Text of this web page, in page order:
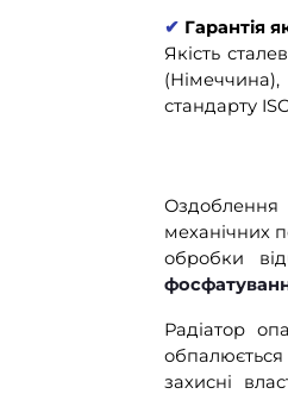
✔ Гарантія
Якість
(Німеччина),
стандарту
Оздоблення
механічних
обробки
Радіатор
обпалюється
захисні